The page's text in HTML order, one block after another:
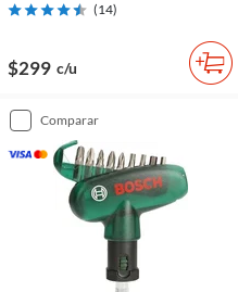
(14)
$299 c/u
comparar